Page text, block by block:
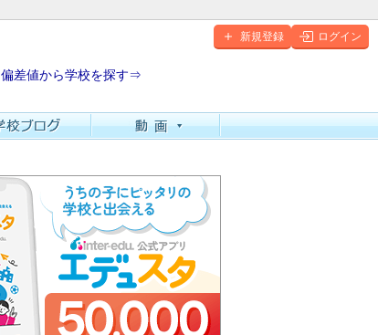
新規登録 ログイン
偏差値から学校を探す⇒